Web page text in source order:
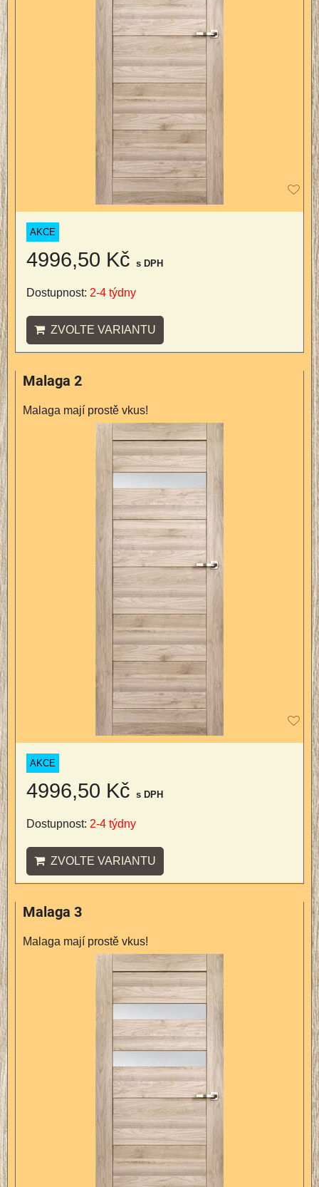
AKCE
4996,50 Kč s DPH
Dostupnost: 2-4 týdny
ZVOLTE VARIANTU
Malaga 2
Malaga mají prostě vkus!
AKCE
4996,50 Kč s DPH
Dostupnost: 2-4 týdny
ZVOLTE VARIANTU
Malaga 3
Malaga mají prostě vkus!